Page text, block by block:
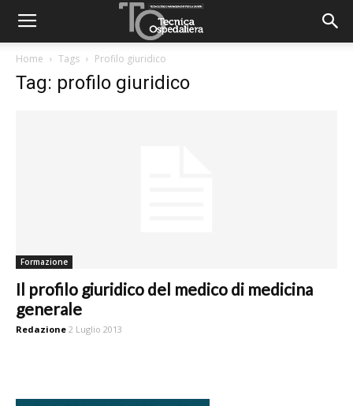
Home Tags Profilo giuridico
Tag: profilo giuridico
Formazione
Il profilo giuridico del medico di medicina
generale
Redazione 2 Luglio 2013